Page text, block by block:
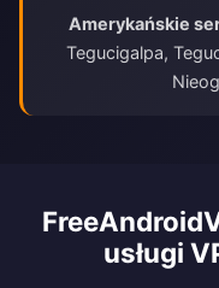
Amerykańskie
Tegucigalpa,
usługi